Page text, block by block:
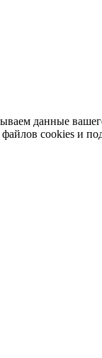
данные
cookies и